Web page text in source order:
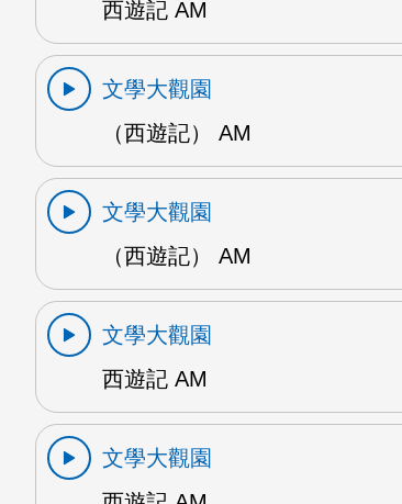
西遊記 AM
文學大觀園
（西遊記） AM
文學大觀園
（西遊記） AM
文學大觀園
西遊記 AM
文學大觀園